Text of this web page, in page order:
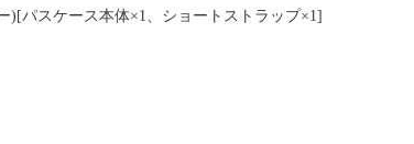
)[パスケース本体×1、ショートストラップ×1]